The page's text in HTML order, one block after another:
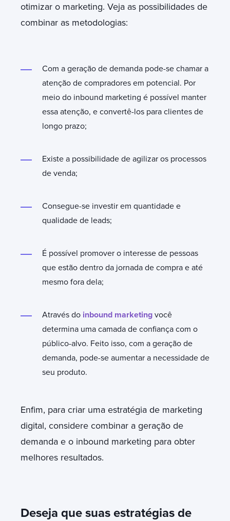
otimizar o marketing. Veja as possibilidades de
combinar as metodologias:
Com a geração de demanda pode-se chamar a
atenção de compradores em potencial. Por
meio do inbound marketing é possível manter
essa atenção, e convertê-los para clientes de
longo prazo;
Existe a possibilidade de agilizar os processos
de venda;
Consegue-se investir em quantidade e
qualidade de leads;
É possível promover o interesse de pessoas
que estão dentro da jornada de compra e até
mesmo fora dela;
Através do inbound marketing você
determina uma camada de confiança com o
público-alvo. Feito isso, com a geração de
demanda, pode-se aumentar a necessidade de
seu produto.
Enfim, para criar uma estratégia de marketing
digital, considere combinar a geração de
demanda e o inbound marketing para obter
melhores resultados.
Deseja que suas estratégias de